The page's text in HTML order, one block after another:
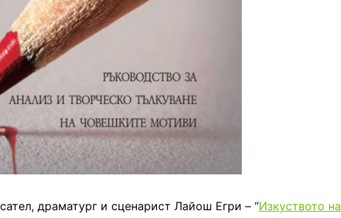
драматург и сценарист Лайош Егри – “Изкуството на